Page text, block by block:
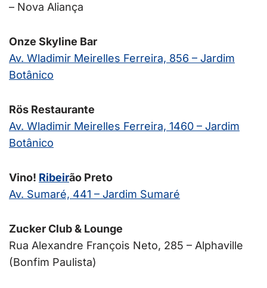
– Nova Aliança
Onze Skyline Bar
Av. Wladimir Meirelles Ferreira, 856 – Jardim
Botânico
Rös Restaurante
Av. Wladimir Meirelles Ferreira, 1460 – Jardim
Botânico
Vino! Ribeirão Preto
Av. Sumaré, 441 – Jardim Sumaré
Zucker Club & Lounge
Rua Alexandre François Neto, 285 – Alphaville
(Bonfim Paulista)